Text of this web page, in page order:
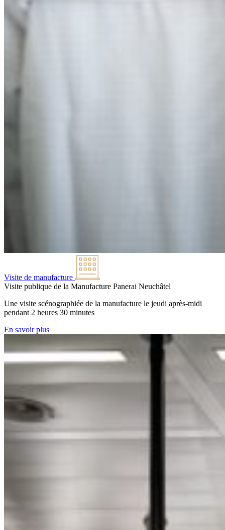
Visite de manufacture
Visite publique de la Manufacture Panerai Neuchâtel
Une visite scénographiée de la manufacture le jeudi après-midi
pendant 2 heures 30 minutes
En savoir plus